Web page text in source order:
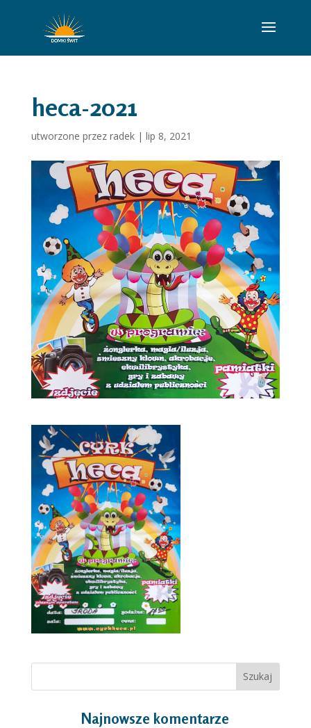
heca-2021
utworzone przez radek| lip 8, 2021
Najnowsze komentarze